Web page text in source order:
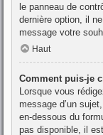
le panneau de
dernière option, il
message votre
Haut
Comment puis-je
Lorsque vous
message d’un
en-dessous du
pas disponible, il